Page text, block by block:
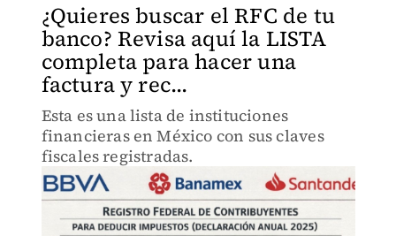
¿Quieres buscar el RFC de tu
banco? Revisa aquí la LISTA
completa para hacer una
factura y rec...
Esta es una lista de instituciones
financieras en México con sus claves
fiscales registradas.